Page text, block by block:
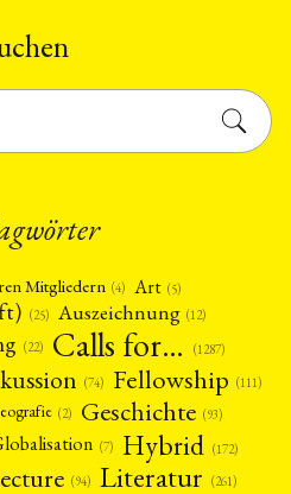
Mitgliedern (4) Art (5)
(25) Auszeichnung (12)
(22) Calls for… (1287)
(74) Fellowship (111)
(2) Geschichte (93)
(7) Hybrid (172)
(94) Literatur (261)